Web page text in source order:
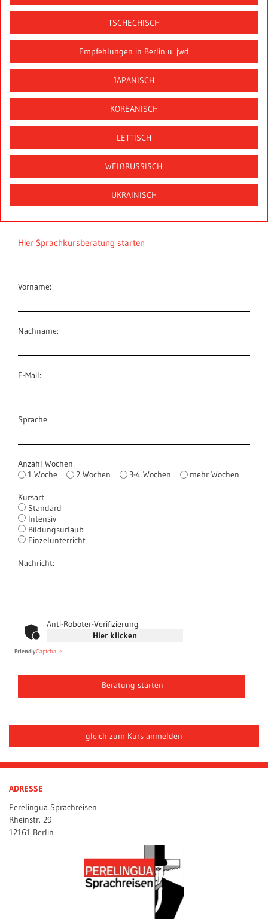
TSCHECHISCH
Empfehlungen in Berlin u. jwd
JAPANISCH
KOREANISCH
LETTISCH
WEIẞRUSSISCH
UKRAINISCH
Hier Sprachkursberatung starten
Vorname:
Nachname:
E-Mail:
Sprache:
Anzahl Wochen:
1 Woche
2 Wochen 3-4 Wochen mehr Wochen
Kursart:
Standard
Intensiv
Bildungsurlaub
Einzelunterricht
Nachricht:
Anti-Roboter-Verifizierung
Hier klicken
FriendlyCaptcha ⇗
gleich zum Kurs anmelden
ADRESSE
Perelingua Sprachreisen
Rheinstr. 29
12161 Berlin